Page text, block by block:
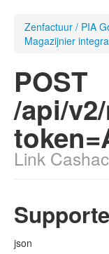
Zenfactuur / PIA
Magazijnier
POST
/api/
Link
json